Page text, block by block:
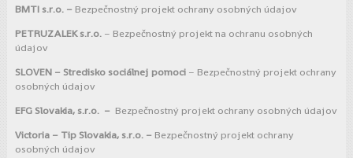
BMTI s.r.o. – Bezpečnostný projekt ochrany osobných údajov
PETRUZALEK s.r.o.– Bezpečnostný projekt na ochranu osobných
údajov
SLOVEN – Stredisko sociálnej pomoci – Bezpečnostný projekt ochrany
osobných údajov
EFG Slovakia, s.r.o. – Bezpečnostný projekt ochrany osobných údajov
Victoria – Tip Slovakia, s.r.o. – Bezpečnostný projekt ochrany
osobných údajov